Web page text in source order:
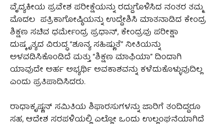
ವೈದ್ಯಕೀಯ ಪ್ರವೇಶ ಪರೀಕ್ಷೆಯನ್ನು ರದ್ದುಗೊಳಿಸಿದ ನಂತರ ತಮ್ಮ
ಮೊದಲ ಪತ್ರಿಕಾಗೋಷ್ಠಿಯನ್ನು ಉದ್ದೇಶಿಸಿ ಮಾತನಾಡಿದ ಕೇಂದ್ರ
ಶಿಕ್ಷಣ ಸಚಿವ ಧರ್ಮೇಂದ್ರ ಪ್ರಧಾನ್, ಕೇಂದ್ರವು ಪರೀಕ್ಷಾ
ದುಷ್ಕೃತ್ಯದ ವಿರುದ್ಧ “ಶೂನ್ಯ ಸಹಿಷ್ಣುತೆ” ನೀತಿಯನ್ನು
ಅಳವಡಿಸಿಕೊಂಡಿದೆ ಮತ್ತು “ಶಿಕ್ಷಣ ಮಾಫಿಯಾ” ದಿಂದಾಗಿ
ಯಾವುದೇ ಅರ್ಹ ಅಭ್ಯರ್ಥಿ ಅವಕಾಶವನ್ನು ಕಳೆದುಕೊಳ್ಳುವುದಿಲ್ಲ
ಎಂದು ಪ್ರತಿಪಾದಿಸಿದರು.
ರಾಧಾಕೃಷ್ಣನ್ ಸಮಿತಿಯ ಶಿಫಾರಸುಗಳನ್ನು ಜಾರಿಗೆ ತಂದಿದ್ದರೂ
ಸಹ, ಆದೇಶ ಸರಪಳಿಯಲ್ಲಿ ಎಲ್ಲೋ ಒಂದು ಉಲ್ಲಂಘನೆಯಾಗಿದೆ